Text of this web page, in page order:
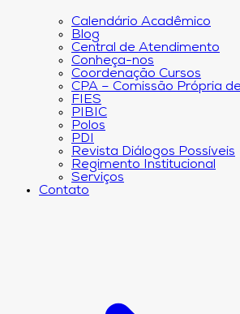
Calendário Acadêmico
Blog
Central de Atendimento
Conheça-nos
Coordenação Cursos
CPA – Comissão Própria
FIES
PIBIC
Polos
PDI
Revista Diálogos Possíveis
Regimento Institucional
Serviços
Contato